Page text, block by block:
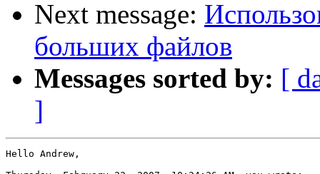
Next message:
больших файлов
Messages sorted by: [
]
Hello Andrew,